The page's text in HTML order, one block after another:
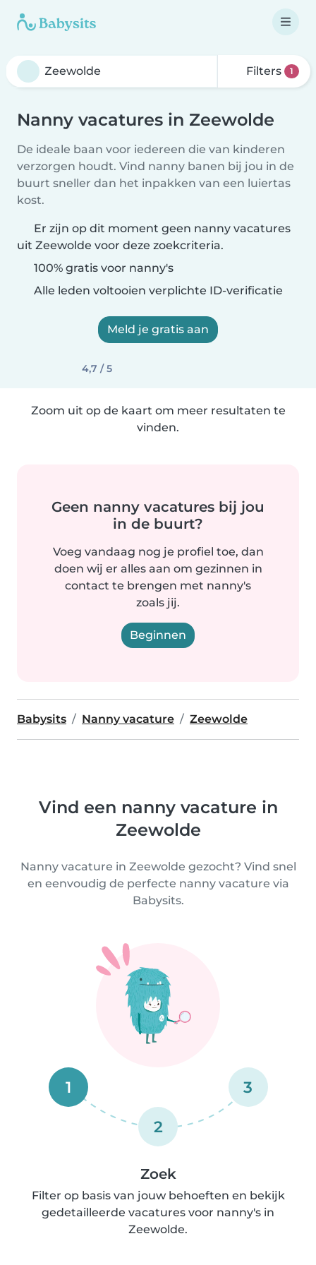
Filters 1
Nanny vacatures in Zeewolde
De ideale baan voor iedereen die van kinderen
verzorgen houdt. Vind nanny banen bij jou in de
buurt sneller dan het inpakken van een luiertas
kost.
Er zijn op dit moment geen nanny vacatures
uit Zeewolde voor deze zoekcriteria.
100% gratis voor nanny's
Alle leden voltooien verplichte ID-verificatie
Meld je gratis aan
4,7 / 5
Zoom uit op de kaart om meer resultaten te
vinden.
Geen nanny vacatures bij jou
in de buurt?
Voeg vandaag nog je profiel toe, dan
doen wij er alles aan om gezinnen in
contact te brengen met nanny's
zoals jij.
Beginnen
Babysits Nanny vacature Zeewolde
Vind een nanny vacature in
Zeewolde
Nanny vacature in Zeewolde gezocht? Vind snel
en eenvoudig de perfecte nanny vacature via
Babysits.
1
2
3
Zoek
Filter op basis van jouw behoeften en bekijk
gedetailleerde vacatures voor nanny's in
Zeewolde.